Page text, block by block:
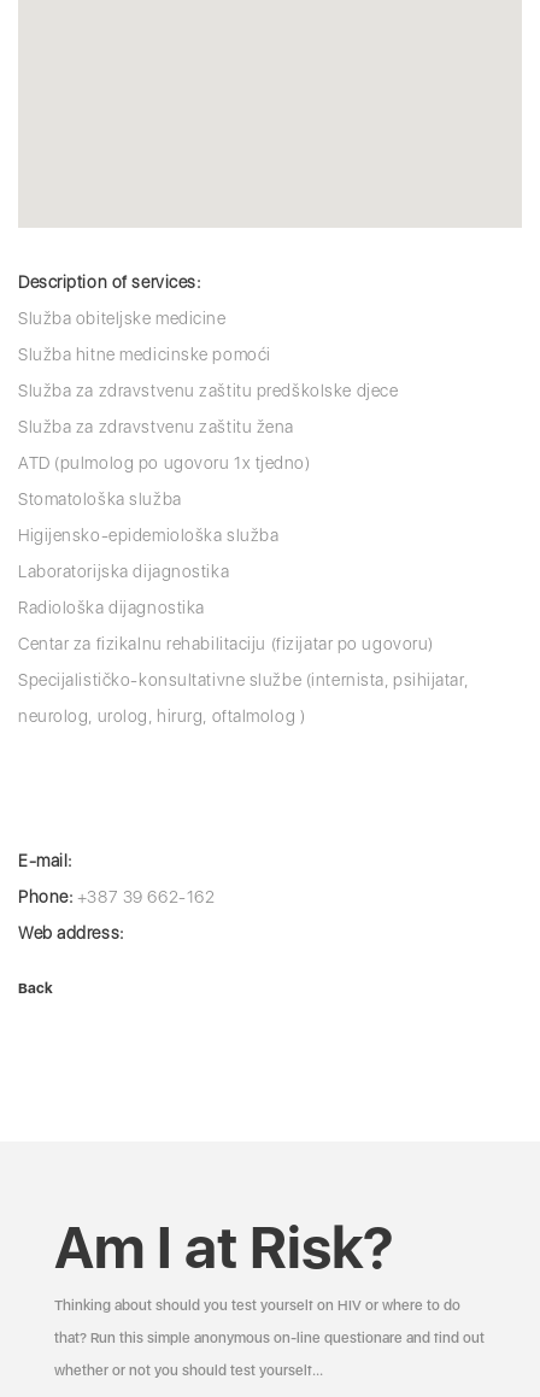
Description of services:
Služba obiteljske medicine
Služba hitne medicinske pomoći
Služba za zdravstvenu zaštitu predškolske djece
Služba za zdravstvenu zaštitu žena
ATD (pulmolog po ugovoru 1x tjedno)
Stomatološka služba
Higijensko-epidemiološka služba
Laboratorijska dijagnostika
Radiološka dijagnostika
Centar za fizikalnu rehabilitaciju (fizijatar po ugovoru)
Specijalističko-konsultativne službe (internista, psihijatar,
neurolog, urolog, hirurg, oftalmolog )
E-mail:
Phone: +387 39 662-162
Web address:
Back
Am I at Risk?
Thinking about should you test yourself on HIV or where to do
that? Run this simple anonymous on-line questionare and find out
whether or not you should test yourself…